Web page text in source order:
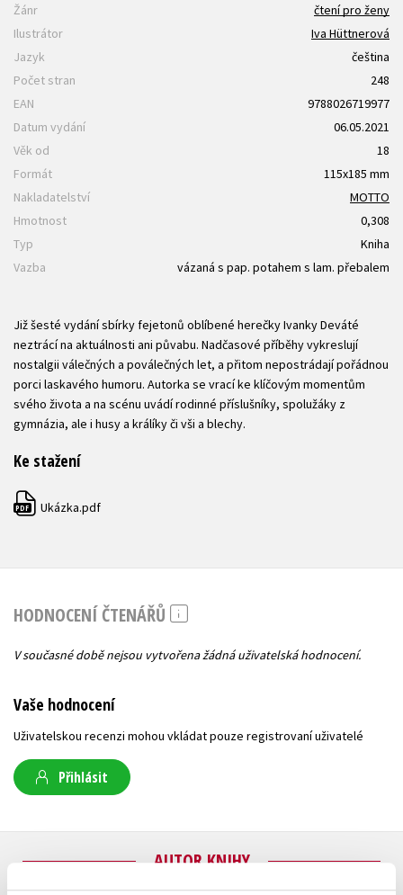
Žánr
čtení pro ženy
Ilustrátor
Iva Hüttnerová
Jazyk
čeština
Počet stran
248
EAN
9788026719977
Datum vydání
06.05.2021
Věk od
18
Formát
115x185 mm
Nakladatelství
MOTTO
Hmotnost
0,308
Typ
Kniha
Vazba
vázaná s pap. potahem s lam. přebalem
Již šesté vydání sbírky fejetonů oblíbené herečky Ivanky Deváté
neztrácí na aktuálnosti ani půvabu. Nadčasové příběhy vykreslují
nostalgii válečných a poválečných let, a přitom nepostrádají pořádnou
porci laskavého humoru. Autorka se vrací ke klíčovým momentům
svého života a na scénu uvádí rodinné příslušníky, spolužáky z
gymnázia, ale i husy a králíky či vši a blechy.
Ke stažení
PDF Ukázka.pdf
HODNOCENÍ ČTENÁŘŮ
V současné době nejsou vytvořena žádná uživatelská hodnocení.
Vaše hodnocení
Uživatelskou recenzi mohou vkládat pouze registrovaní uživatelé
Přihlásit
AUTOR KNIHY